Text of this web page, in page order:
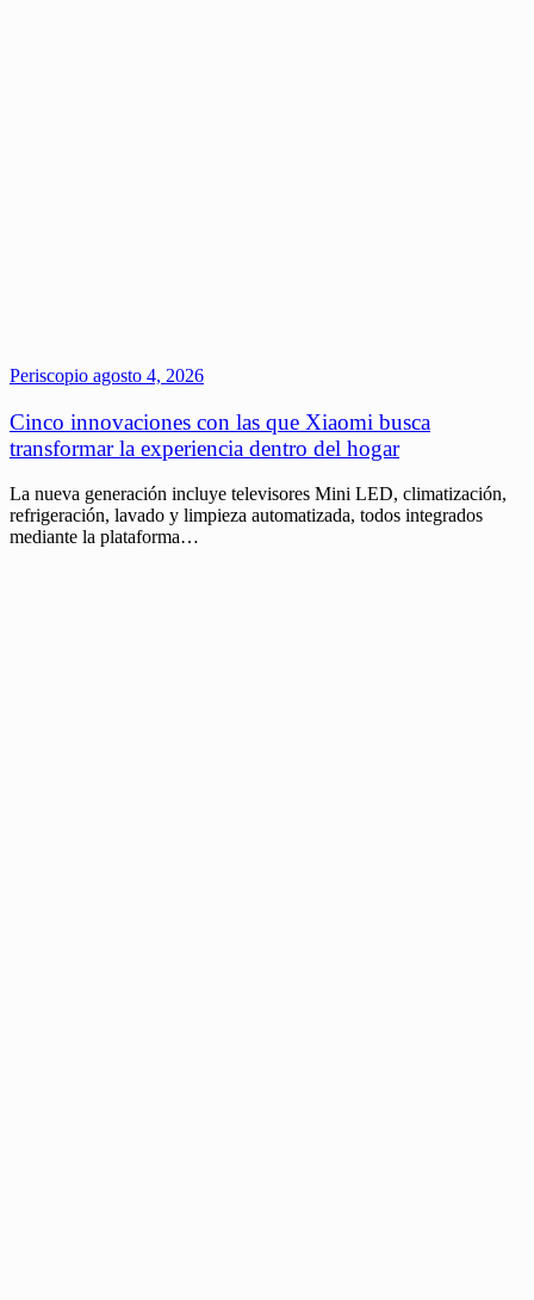
Periscopio agosto 4, 2026
Cinco innovaciones con las que Xiaomi busca
transformar la experiencia dentro del hogar
La nueva generación incluye televisores Mini LED, climatización,
refrigeración, lavado y limpieza automatizada, todos integrados
mediante la plataforma…